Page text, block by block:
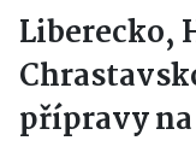
Liberecko,
přípravy